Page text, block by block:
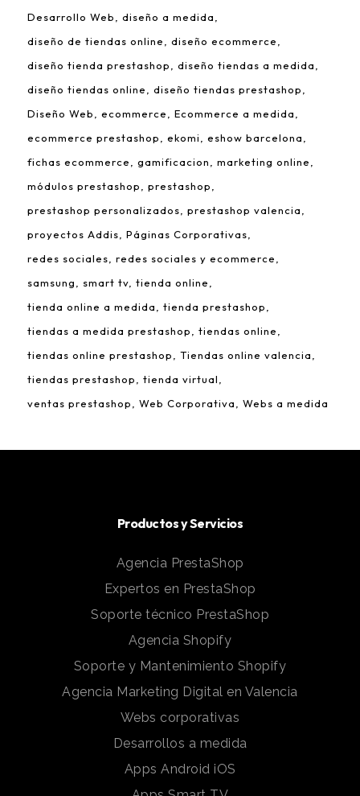
Desarrollo Web
diseño a medida
diseño de tiendas online
diseño ecommerce
diseño tienda prestashop
diseño tiendas a medida
diseño tiendas online
diseño tiendas prestashop
Diseño Web
ecommerce
Ecommerce a medida
ecommerce prestashop
ekomi
eshow barcelona
fichas ecommerce
gamificacion
marketing online
módulos prestashop
prestashop
prestashop personalizados
prestashop valencia
proyectos Addis
Páginas Corporativas
redes sociales
redes sociales y ecommerce
samsung
smart tv tienda online
tienda online a medida
tienda prestashop
tiendas a medida prestashop
tiendas online
tiendas online prestashop
Tiendas online valencia
tiendas prestashop
tienda virtual
ventas prestashop
Web Corporativa Webs a medida
Productos y Servicios
Agencia PrestaShop
Expertos en PrestaShop
Soporte técnico PrestaShop
Agencia Shopify
Soporte y Mantenimiento Shopify
Agencia Marketing Digital en Valencia
Webs corporativas
Desarrollos a medida
Apps Android iOS